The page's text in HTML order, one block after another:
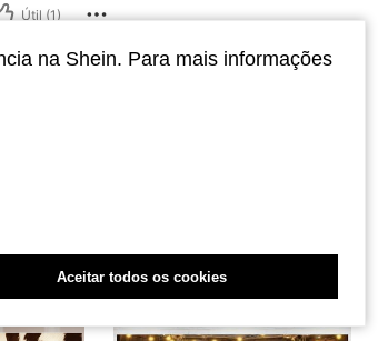
Útil (1)
na Shein. Para mais informações
Aceitar todos os cookies